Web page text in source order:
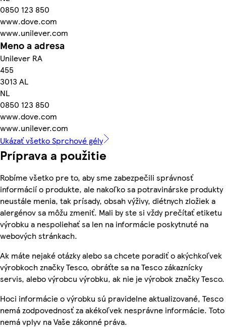
0850 123 850
www.dove.com
www.unilever.com
Meno a adresa
Unilever RA
455
3013 AL
NL
0850 123 850
www.dove.com
www.unilever.com
Ukázať všetko Sprchové gély
Príprava a použitie
Robíme všetko pre to, aby sme zabezpečili správnosť
informácií o produkte, ale nakoľko sa potravinárske produkty
neustále menia, tak prísady, obsah výživy, diétnych zložiek a
alergénov sa môžu zmeniť. Mali by ste si vždy prečítať etiketu
výrobku a nespoliehať sa len na informácie poskytnuté na
webových stránkach.
Ak máte nejaké otázky alebo sa chcete poradiť o akýchkoľvek
výrobkoch značky Tesco, obráťte sa na Tesco zákaznícky
servis, alebo výrobcu výrobku, ak nie je výrobok značky Tesco.
Hoci informácie o výrobku sú pravidelne aktualizované, Tesco
nemá zodpovednosť za akékoľvek nesprávne informácie. Toto
nemá vplyv na Vaše zákonné práva.